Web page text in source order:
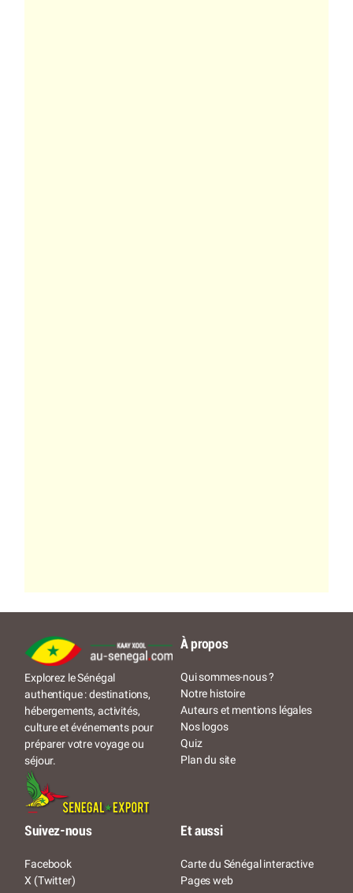
Explorez le Sénégal
authentique : destinations,
hébergements, activités,
culture et événements pour
préparer votre voyage ou
séjour.
À propos
Qui sommes-nous ?
Notre histoire
Auteurs et mentions légales
Nos logos
Quiz
Plan du site
Suivez-nous
Facebook
X (Twitter)
Et aussi
Carte du Sénégal interactive
Pages web